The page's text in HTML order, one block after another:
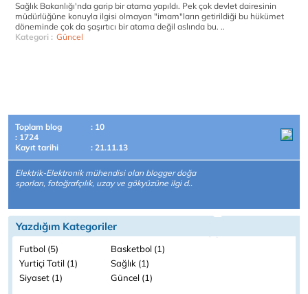
Sağlık Bakanlığı'nda garip bir atama yapıldı. Pek çok devlet dairesinin
müdürlüğüne konuyla ilgisi olmayan "imam"ların getirildiği bu hükümet
döneminde çok da şaşırtıcı bir atama değil aslında bu. ..
Kategori : Güncel
Toplam blog
: 10
: 1724
Kayıt tarihi
: 21.11.13
Elektrik-Elektronik mühendisi olan blogger doğa
sporları, fotoğrafçılık, uzay ve gökyüzüne ilgi d..
Yazdığım Kategoriler
Futbol (5)
Basketbol (1)
Yurtiçi Tatil (1)
Sağlık (1)
Siyaset (1)
Güncel (1)